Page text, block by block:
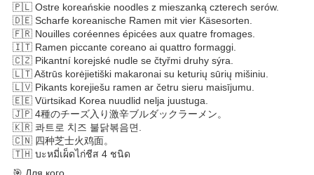
🇵🇱 Ostre koreańskie noodles z mieszanką czterech serów.
🇩🇪 Scharfe koreanische Ramen mit vier Käsesorten.
🇫🇷 Nouilles coréennes épicées aux quatre fromages.
🇮🇹 Ramen piccante coreano ai quattro formaggi.
🇨🇿 Pikantní korejské nudle se čtyřmi druhy sýra.
🇱🇹 Aštrūs korėjietiški makaronai su keturių sūrių mišiniu.
🇱🇻 Pikants korejiešu ramen ar četru sieru maisījumu.
🇪🇪 Vürtsikad Korea nuudlid nelja juustuga.
🇯🇵 4種のチーズ入り激辛ブルダックラーメン。
🇰🇷 콰트로 치즈 불닭볶음면.
🇨🇳 四种芝士火鸡面。
🇹🇭 บะหมี่เผ็ดไก่ชีส 4 ชนิด
🎯 Для кого